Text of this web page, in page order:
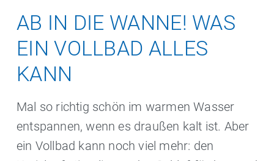
AB IN DIE WANNE! WAS
EIN VOLLBAD ALLES
KANN
Mal so richtig schön im warmen Wasser
entspannen, wenn es draußen kalt ist. Aber
ein Vollbad kann noch viel mehr: den